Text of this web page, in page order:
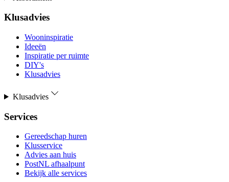
Klusadvies
Wooninspiratie
Ideeën
Inspiratie per ruimte
DIY's
Klusadvies
Klusadvies
Services
Gereedschap huren
Klusservice
Advies aan huis
PostNL afhaalpunt
Bekijk alle services